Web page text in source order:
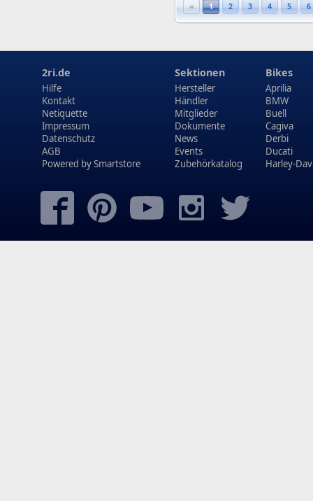
« 1 2 3 4 5 6
2ri.de
Hilfe
Kontakt
Netiquette
Impressum
Datenschutz
AGB
Powered bySmartstore
Sektionen
Hersteller
Händler
Mitglieder
Dokumente
News
Events
Zubehörkatalog
Bikes
Aprilia
BMW
Buell
Cagiva
Derbi
Ducati
Harley-